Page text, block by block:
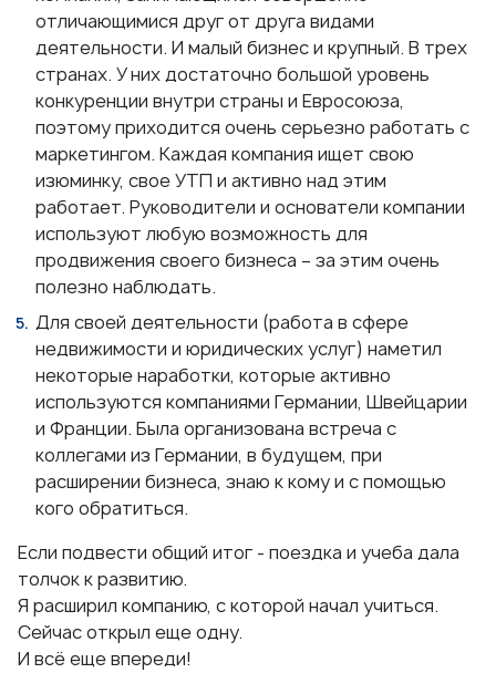
отличающимися друг от друга видами
деятельности. И малый бизнес и крупный. В трех
странах. У них достаточно большой уровень
конкуренции внутри страны и Евросоюза,
поэтому приходится очень серьезно работать с
маркетингом. Каждая компания ищет свою
изюминку, свое УТП и активно над этим
работает. Руководители и основатели компании
используют любую возможность для
продвижения своего бизнеса – за этим очень
полезно наблюдать.
Для своей деятельности (работа в сфере
недвижимости и юридических услуг) наметил
некоторые наработки, которые активно
используются компаниями Германии, Швейцарии
и Франции. Была организована встреча с
коллегами из Германии, в будущем, при
расширении бизнеса, знаю к кому и с помощью
кого обратиться.
Если подвести общий итог - поездка и учеба дала
толчок к развитию.
Я расширил компанию, с которой начал учиться.
Сейчас открыл еще одну.
И всё еще впереди!